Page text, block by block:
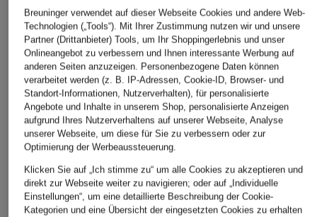
Breuninger verwendet auf dieser Webseite Cookies und andere Web-
Technologien („Tools“). Mit Ihrer Zustimmung nutzen wir und unsere
Partner (Drittanbieter) Tools, um Ihr Shoppingerlebnis und unser
Onlineangebot zu verbessern und Ihnen interessante Werbung auf
anderen Seiten anzuzeigen. Personenbezogene Daten können
verarbeitet werden (z. B. IP-Adressen, Cookie-ID, Browser- und
Standort-Informationen, Nutzerverhalten), für personalisierte
Angebote und Inhalte in unserem Shop, personalisierte Anzeigen
aufgrund Ihres Nutzerverhaltens auf unserer Webseite, Analyse
unserer Webseite, um diese für Sie zu verbessern oder zur
Optimierung der Werbeaussteuerung.
Klicken Sie auf „Ich stimme zu“ um alle Cookies zu akzeptieren und
direkt zur Webseite weiter zu navigieren; oder auf „Individuelle
Einstellungen“, um eine detaillierte Beschreibung der Cookie-
Kategorien und eine Übersicht der eingesetzten Cookies zu erhalten